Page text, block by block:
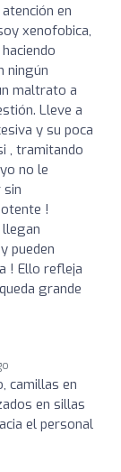
en
xenofobica,
ningún
maltrato a
Lleve a
y su poca
, tramitando
no le
sin
!
llegan
pueden
! Ello refleja
grande
camillas en
en sillas
el personal